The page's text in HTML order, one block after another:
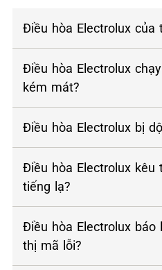
Điều hòa Electrolux của
Điều hòa Electrolux
kém mát?
Điều hòa Electrolux bị
Điều hòa Electrolux kêu
tiếng lạ?
Điều hòa Electrolux báo
thị mã lỗi?